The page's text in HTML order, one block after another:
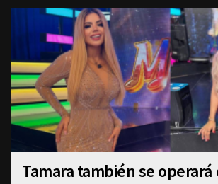
Tamara también se